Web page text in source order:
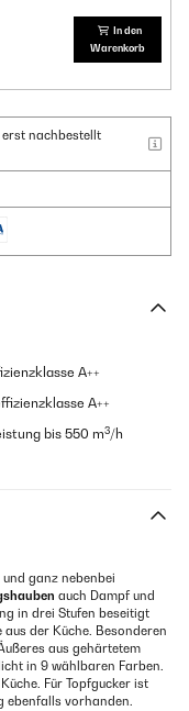
In den
Warenkorb
erst nachbestellt
A++
A++
bis 550 m3/h
ganz nebenbei
auch Dampf und
in drei Stufen beseitigt
der Küche. Besonderen
aus gehärtetem
in 9 wählbaren Farben.
Für Topfgucker ist
ebenfalls vorhanden.